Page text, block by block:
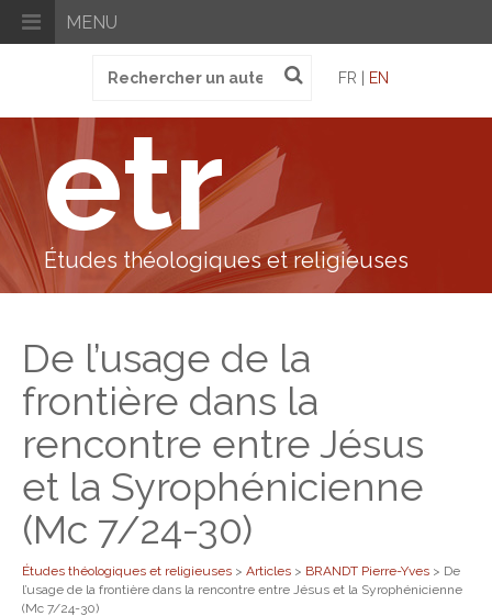
MENU
pour
FR | EN
etr
Études théologiques et religieuses
De l’usage de la
frontière dans la
rencontre entre Jésus
et la Syrophénicienne
(Mc 7/24-30)
Études théologiques et religieuses > Articles > BRANDT Pierre-Yves > De
l’usage de la frontière dans la rencontre entre Jésus et la Syrophénicienne
(Mc 7/24-30)